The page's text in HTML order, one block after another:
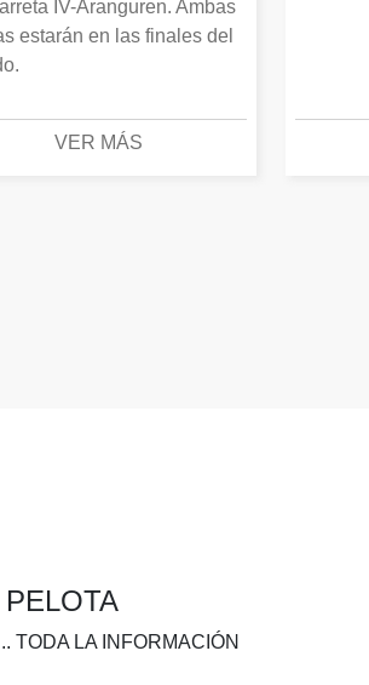
IV-Aranguren. Ambas
estarán en las finales del
VER MÁS
TODA LA INFORMACIÓN